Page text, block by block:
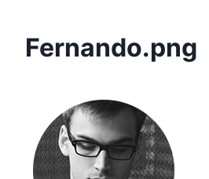
Fernando.png